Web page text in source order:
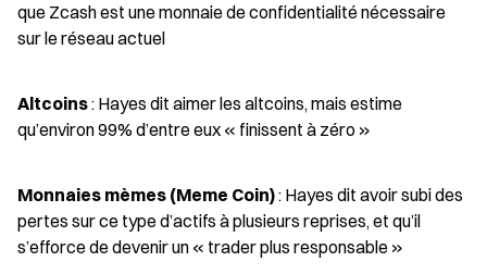
que Zcash est une monnaie de confidentialité nécessaire
sur le réseau actuel
Altcoins : Hayes dit aimer les altcoins, mais estime
qu’environ 99% d’entre eux « finissent à zéro »
Monnaies mèmes (Meme Coin) : Hayes dit avoir subi des
pertes sur ce type d’actifs à plusieurs reprises, et qu’il
s’efforce de devenir un « trader plus responsable »